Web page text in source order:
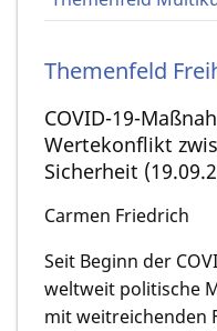
Themenfeld
COVID-19-
Wertekonflikt
Sicherheit
Carmen Friedrich
Seit Beginn der
weltweit politische
mit weitreichenden